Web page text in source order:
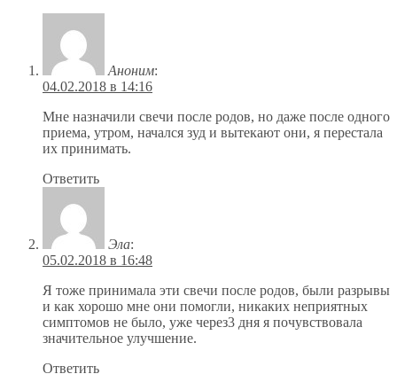
Аноним:
04.02.2018 в 14:16
Мне назначили свечи после родов, но даже после одного
приема, утром, начался зуд и вытекают они, я перестала
их принимать.
Ответить
Эла:
05.02.2018 в 16:48
Я тоже принимала эти свечи после родов, были разрывы
и как хорошо мне они помогли, никаких неприятных
симптомов не было, уже через3 дня я почувствовала
значительное улучшение.
Ответить